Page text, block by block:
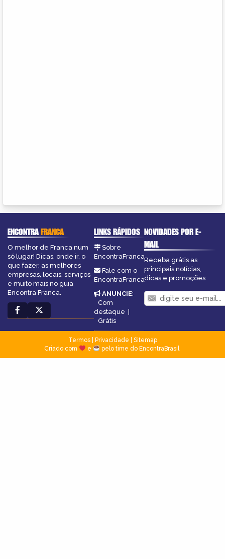
ENCONTRAFRANCA
O melhor de Franca num
só lugar! Dicas, onde ir, o
que fazer, as melhores
empresas, locais, serviços
e muito mais no guia
Encontra Franca.
LINKS RÁPIDOS
Sobre
EncontraFranca
Fale com o
EncontraFranca
ANUNCIE:
Com
destaque
Grátis
NOVIDADES POR E-
MAIL
Receba grátis as
principais notícias,
dicas e promoções
Termos| Privacidade
Sitemap
Criado com
e pelo time do EncontraBrasil